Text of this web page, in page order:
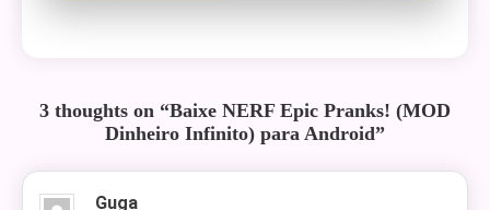
3 thoughts on “Baixe NERF Epic Pranks! (MOD
Dinheiro Infinito) para Android”
Guga